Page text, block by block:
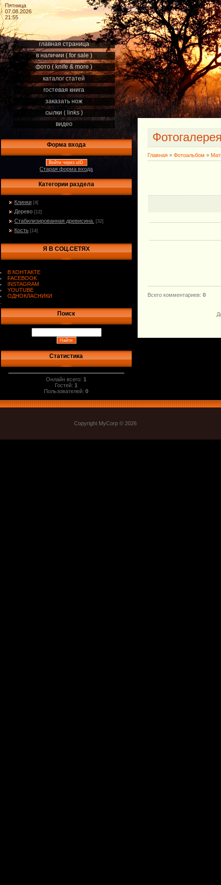
Пятница
07.08.2026
21:55
главная страница
в наличии ( for sale )
фото ( knife & more )
каталог статей
гостевая книга
заказать нож
сылки ( links )
видео
Форма входа
Войти через uID
Старая форма входа
Категории раздела
Клинки [4]
Дерево [12]
Стабилизированная древисина. [32]
Кость [14]
Я В СОЦ.СЕТЯХ
В КОНТАКТЕ
FACEBOOK
INSTAGRAM
YOUTUBE
ОДНОКЛАСНИКИ
Поиск
Статистика
Онлайн всего:1
Гостей:1
Пользователей:0
Главная » Фотоальбом »
Всего комментариев: 0
Copyright MyCorp © 2026